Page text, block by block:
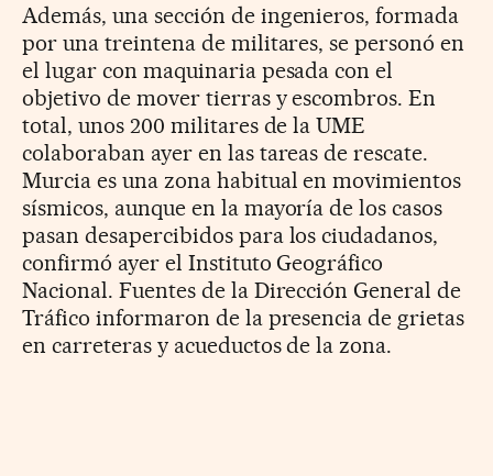
Además, una sección de ingenieros, formada
por una treintena de militares, se personó en
el lugar con maquinaria pesada con el
objetivo de mover tierras y escombros. En
total, unos 200 militares de la UME
colaboraban ayer en las tareas de rescate.
Murcia es una zona habitual en movimientos
sísmicos, aunque en la mayoría de los casos
pasan desapercibidos para los ciudadanos,
confirmó ayer el Instituto Geográfico
Nacional. Fuentes de la Dirección General de
Tráfico informaron de la presencia de grietas
en carreteras y acueductos de la zona.